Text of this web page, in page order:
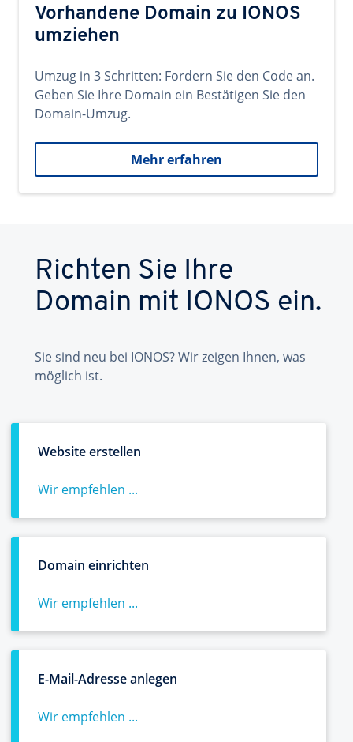
Vorhandene Domain zu IONOS
umziehen
Umzug in 3 Schritten: Fordern Sie den Code an.
Geben Sie Ihre Domain ein Bestätigen Sie den
Domain-Umzug.
Mehr erfahren
Richten Sie Ihre
Domain mit IONOS ein.
Sie sind neu bei IONOS? Wir zeigen Ihnen, was
möglich ist.
Website erstellen
Wir empfehlen ...
Domain einrichten
Wir empfehlen ...
E-Mail-Adresse anlegen
Wir empfehlen ...